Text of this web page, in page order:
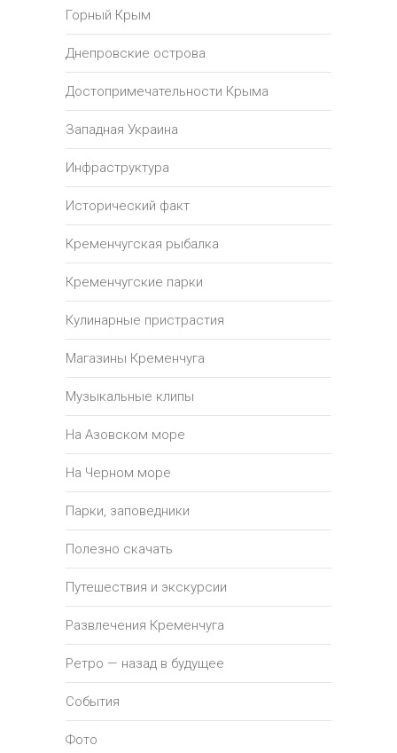
Горный Крым
Днепровские острова
Достопримечательности Крыма
Западная Украина
Инфраструктура
Исторический факт
Кременчугская рыбалка
Кременчугские парки
Кулинарные пристрастия
Магазины Кременчуга
Музыкальные клипы
На Азовском море
На Черном море
Парки, заповедники
Полезно скачать
Путешествия и экскурсии
Развлечения Кременчуга
Ретро — назад в будущее
События
Фото